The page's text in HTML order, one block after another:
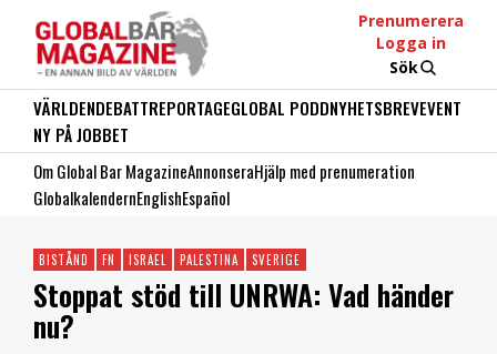
Prenumerera
Logga in
Sök
VÄRLDENDEBATTREPORTAGEGLOBAL PODDNYHETSBREVEVENT
NY PÅ JOBBET
Om Global Bar MagazineAnnonseraHjälp med prenumeration
GlobalkalendernEnglishEspañol
BISTÅND FN ISRAEL PALESTINA SVERIGE
Stoppat stöd till UNRWA: Vad händer
nu?